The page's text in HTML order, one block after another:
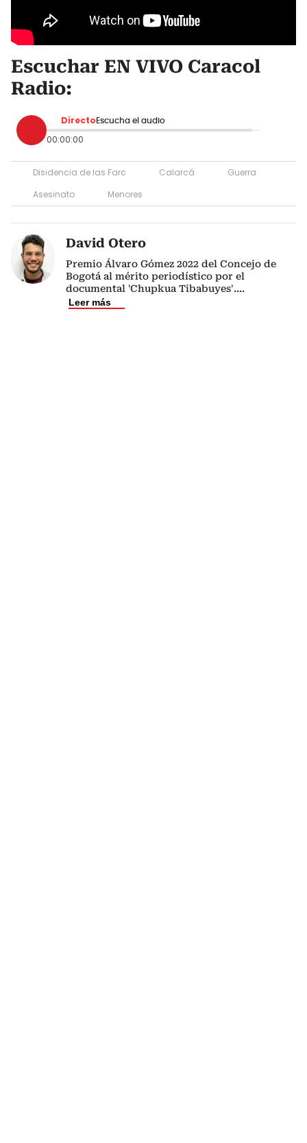
Escuchar EN VIVO Caracol
Radio:
Directo Escucha el audio
00:00:00
Disidencia de las Farc Calarcá
Guerra
Asesinato
Menores
David Otero
Premio Álvaro Gómez 2022 del Concejo de
Bogotá al mérito periodístico por el
documental 'Chupkua Tibabuyes'....
Leer más